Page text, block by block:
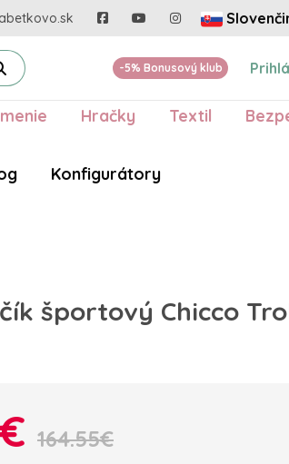
-5% Bonusový klub
Hračky Textil
Konfigurátory
športový Chicco
164.55€